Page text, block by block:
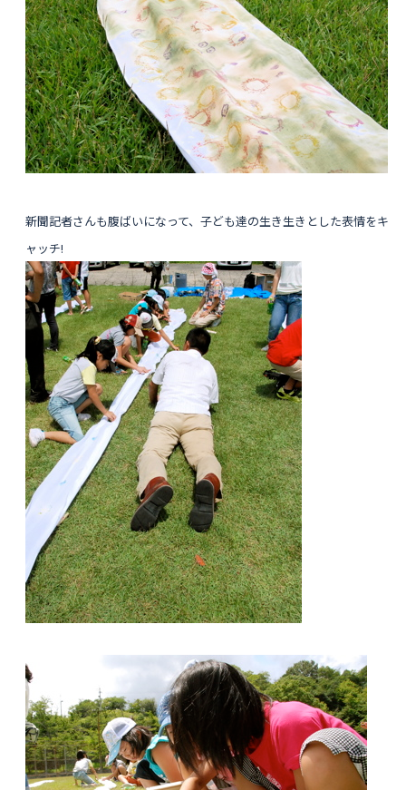
新聞記者さんも腹ばいになって、子ども達の生き生きとした表情をキ
ャッチ!